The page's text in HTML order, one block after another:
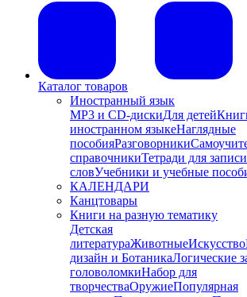
Каталог товаров
Иностранный язык
MP3 и CD-дискиДля детей
иностранном языкеНаглядные
пособияРазговорники
справочникиТетради для
словУчебники и учебные
КАЛЕНДАРИ
Канцтовары
Книги на разную тематику
Детская
литератураЖивотныеИскусство
дизайн и БотаникаЛогические
головоломкиНабор для
творчестваОружиеПопулярная